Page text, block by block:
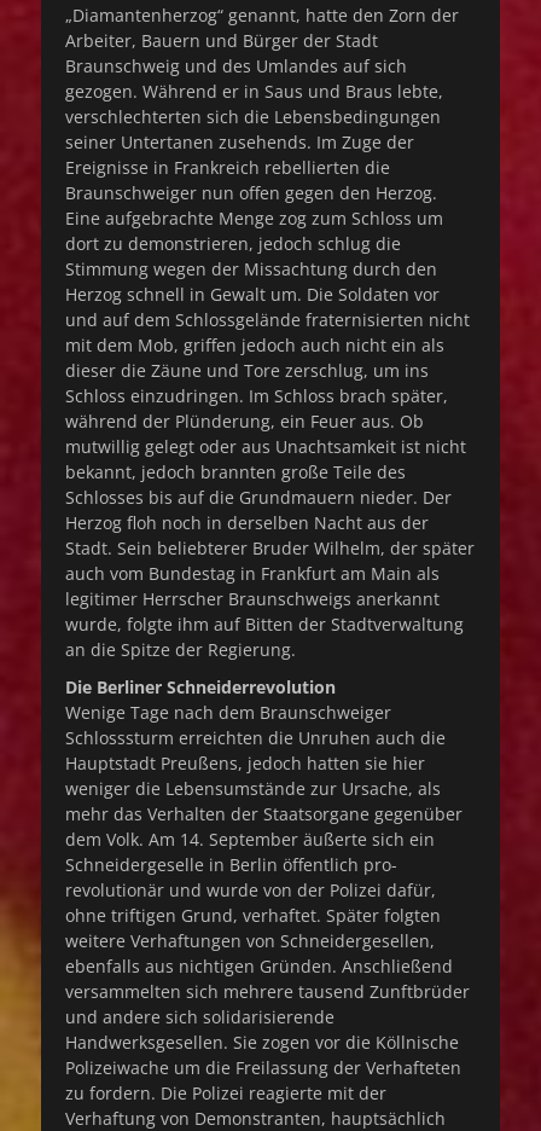
„Diamantenherzog“ genannt, hatte den Zorn der
Arbeiter, Bauern und Bürger der Stadt
Braunschweig und des Umlandes auf sich
gezogen. Während er in Saus und Braus lebte,
verschlechterten sich die Lebensbedingungen
seiner Untertanen zusehends. Im Zuge der
Ereignisse in Frankreich rebellierten die
Braunschweiger nun offen gegen den Herzog.
Eine aufgebrachte Menge zog zum Schloss um
dort zu demonstrieren, jedoch schlug die
Stimmung wegen der Missachtung durch den
Herzog schnell in Gewalt um. Die Soldaten vor
und auf dem Schlossgelände fraternisierten nicht
mit dem Mob, griffen jedoch auch nicht ein als
dieser die Zäune und Tore zerschlug, um ins
Schloss einzudringen. Im Schloss brach später,
während der Plünderung, ein Feuer aus. Ob
mutwillig gelegt oder aus Unachtsamkeit ist nicht
bekannt, jedoch brannten große Teile des
Schlosses bis auf die Grundmauern nieder. Der
Herzog floh noch in derselben Nacht aus der
Stadt. Sein beliebterer Bruder Wilhelm, der später
auch vom Bundestag in Frankfurt am Main als
legitimer Herrscher Braunschweigs anerkannt
wurde, folgte ihm auf Bitten der Stadtverwaltung
an die Spitze der Regierung.
Die Berliner Schneiderrevolution
Wenige Tage nach dem Braunschweiger
Schlosssturm erreichten die Unruhen auch die
Hauptstadt Preußens, jedoch hatten sie hier
weniger die Lebensumstände zur Ursache, als
mehr das Verhalten der Staatsorgane gegenüber
dem Volk. Am 14. September äußerte sich ein
Schneidergeselle in Berlin öffentlich pro-
revolutionär und wurde von der Polizei dafür,
ohne triftigen Grund, verhaftet. Später folgten
weitere Verhaftungen von Schneidergesellen,
ebenfalls aus nichtigen Gründen. Anschließend
versammelten sich mehrere tausend Zunftbrüder
und andere sich solidarisierende
Handwerksgesellen. Sie zogen vor die Köllnische
Polizeiwache um die Freilassung der Verhafteten
zu fordern. Die Polizei reagierte mit der
Verhaftung von Demonstranten, hauptsächlich